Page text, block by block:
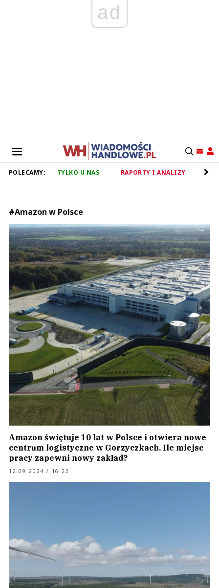
ad
POLECAMY: TYLKO U NAS RAPORTY I ANALIZY
#Amazon w Polsce
Amazon świętuje 10 lat w Polsce i otwiera nowe
centrum logistyczne w Gorzyczkach. Ile miejsc
pracy zapewni nowy zakład?
12.09.2024 / 16:22